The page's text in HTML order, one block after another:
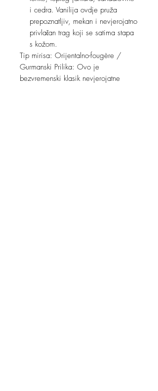
i cedra. Vanilija ovdje pruža
prepoznatljiv, mekan i nevjerojatno
privlačan trag koji se satima stapa
s kožom.
Tip mirisa: Orijentalno-fougère /
Gurmanski Prilika: Ovo je
bezvremenski klasik nevjerojatne